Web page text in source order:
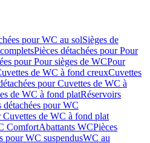
pour WC au solSièges de
Pièces détachées pour Pour
pour Pour sièges de WCPour
de WC à fond creuxCuvettes
pour Cuvettes de WC à
de WC à fond platRéservoirs
détachées pour WC
Cuvettes de WC à fond plat
ComfortAbattants WCPièces
pour WC suspendusWC au